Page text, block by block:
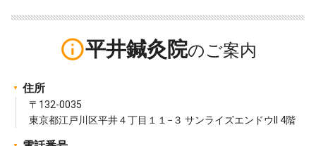
info_outline平井鍼灸院
住所
〒132-0035
東京都江戸川区平井４丁目１１−３ サンライズエンドウII 4階